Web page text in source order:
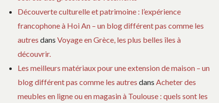
Découverte culturelle et patrimoine : l’expérience
francophone à Hoi An – un blog différent pas comme les
autres dans Voyage en Grèce, les plus belles îles à
découvrir.
Les meilleurs matériaux pour une extension de maison – un
blog différent pas comme les autres dans Acheter des
meubles en ligne ou en magasin à Toulouse : quels sont les